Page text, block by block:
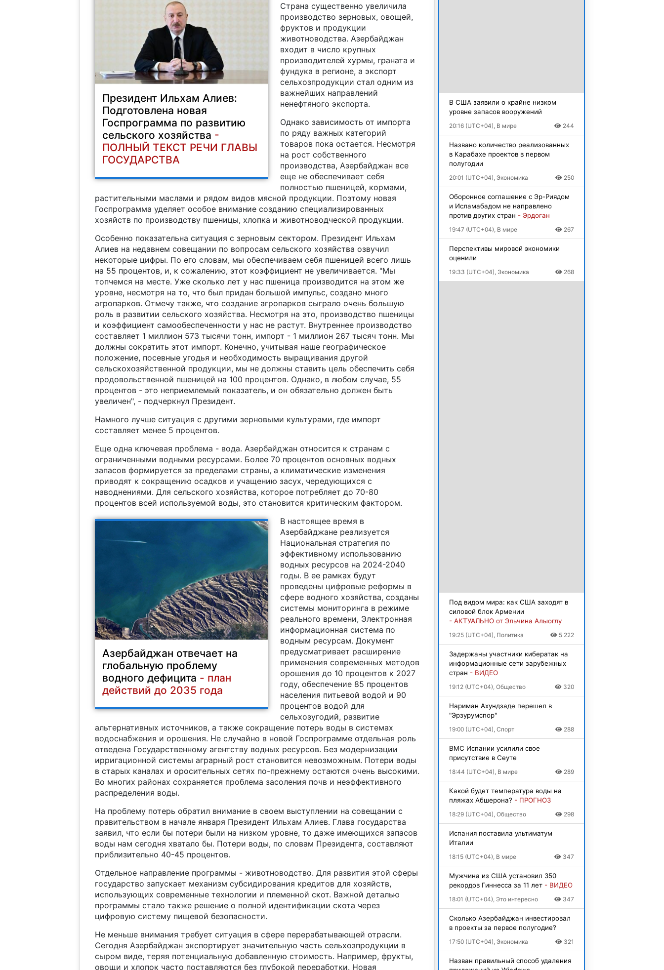
Президент Ильхам Алиев:
Подготовлена новая
Госпрограмма по развитию
сельского хозяйства -
ПОЛНЫЙ ТЕКСТ РЕЧИ ГЛАВЫ
ГОСУДАРСТВА
Страна существенно увеличила
производство зерновых, овощей,
фруктов и продукции
животноводства. Азербайджан
входит в число крупных
производителей хурмы, граната и
фундука в регионе, а экспорт
сельхозпродукции стал одним из
важнейших направлений
ненефтяного экспорта.
Однако зависимость от импорта
по ряду важных категорий
товаров пока остается. Несмотря
на рост собственного
производства, Азербайджан все
еще не обеспечивает себя
полностью пшеницей, кормами,
растительными маслами и рядом видов мясной продукции. Поэтому новая
Госпрограмма уделяет особое внимание созданию специализированных
хозяйств по производству пшеницы, хлопка и животноводческой продукции.
Особенно показательна ситуация с зерновым сектором. Президент Ильхам
Алиев на недавнем совещании по вопросам сельского хозяйства озвучил
некоторые цифры. По его словам, мы обеспечиваем себя пшеницей всего лишь
на 55 процентов, и, к сожалению, этот коэффициент не увеличивается. "Мы
топчемся на месте. Уже сколько лет у нас пшеница производится на этом же
уровне, несмотря на то, что был придан большой импульс, создано много
агропарков. Отмечу также, что создание агропарков сыграло очень большую
роль в развитии сельского хозяйства. Несмотря на это, производство пшеницы
и коэффициент самообеспеченности у нас не растут. Внутреннее производство
составляет 1 миллион 573 тысячи тонн, импорт - 1 миллион 267 тысяч тонн. Мы
должны сократить этот импорт. Конечно, учитывая наше географическое
положение, посевные угодья и необходимость выращивания другой
сельскохозяйственной продукции, мы не должны ставить цель обеспечить себя
продовольственной пшеницей на 100 процентов. Однако, в любом случае, 55
процентов - это неприемлемый показатель, и он обязательно должен быть
увеличен", - подчеркнул Президент.
Намного лучше ситуация с другими зерновыми культурами, где импорт
составляет менее 5 процентов.
Еще одна ключевая проблема - вода. Азербайджан относится к странам с
ограниченными водными ресурсами. Более 70 процентов основных водных
запасов формируется за пределами страны, а климатические изменения
приводят к сокращению осадков и учащению засух, чередующихся с
наводнениями. Для сельского хозяйства, которое потребляет до 70-80
процентов всей используемой воды, это становится критическим фактором.
Азербайджан отвечает на
глобальную проблему
водного дефицита - план
действий до 2035 года
В настоящее время в
Азербайджане реализуется
Национальная стратегия по
эффективному использованию
водных ресурсов на 2024-2040
годы. В ее рамках будут
проведены цифровые реформы в
сфере водного хозяйства, созданы
системы мониторинга в режиме
реального времени, Электронная
информационная система по
водным ресурсам. Документ
предусматривает расширение
применения современных методов
орошения до 10 процентов к 2027
году, обеспечение 85 процентов
населения питьевой водой и 90
процентов водой для
сельхозугодий, развитие
альтернативных источников, а также сокращение потерь воды в системах
водоснабжения и орошения. Не случайно в новой Госпрограмме отдельная роль
отведена Государственному агентству водных ресурсов. Без модернизации
ирригационной системы аграрный рост становится невозможным. Потери воды
в старых каналах и оросительных сетях по-прежнему остаются очень высокими.
Во многих районах сохраняется проблема засоления почв и неэффективного
распределения воды.
На проблему потерь обратил внимание в своем выступлении на совещании с
правительством в начале января Президент Ильхам Алиев. Глава государства
заявил, что если бы потери были на низком уровне, то даже имеющихся запасов
воды нам сегодня хватало бы. Потери воды, по словам Президента, составляют
приблизительно 40-45 процентов.
Отдельное направление программы - животноводство. Для развития этой сферы
государство запускает механизм субсидирования кредитов для хозяйств,
использующих современные технологии и племенной скот. Важной деталью
программы стало также решение о полной идентификации скота через
цифровую систему пищевой безопасности.
Не меньше внимания требует ситуация в сфере перерабатывающей отрасли.
Сегодня Азербайджан экспортирует значительную часть сельхозпродукции в
сыром виде, теряя потенциальную добавленную стоимость. Например, фрукты,
овощи и хлопок часто поставляются без глубокой переработки. Новая
В США заявили о крайне низком
уровне запасов вооружений
20:16 (UTC+04), В мире 244
Названо количество реализованных
в Карабахе проектов в первом
полугодии
20:01 (UTC+04), Экономика 250
Оборонное соглашение с Эр-Риядом
и Исламабадом не направлено
против других стран - Эрдоган
19:47 (UTC+04), В мире 267
Перспективы мировой экономики
оценили
19:33 (UTC+04), Экономика 268
Под видом мира: как США заходят в
силовой блок Армении
- АКТУАЛЬНО от Эльчина Алыоглу
19:25 (UTC+04), Политика 5 222
Задержаны участники кибератак на
информационные сети зарубежных
стран - ВИДЕО
19:12 (UTC+04), Общество 320
Нариман Ахундзаде перешел в
"Эрзурумспор"
19:00 (UTC+04), Спорт 288
ВМС Испании усилили свое
присутствие в Сеуте
18:44 (UTC+04), В мире 289
Какой будет температура воды на
пляжах Абшерона? - ПРОГНОЗ
18:29 (UTC+04), Общество 298
Испания поставила ультиматум
Италии
18:15 (UTC+04), В мире 347
Мужчина из США установил 350
рекордов Гиннесса за 11 лет - ВИДЕО
18:01 (UTC+04), Это интересно 347
Сколько Азербайджан инвестировал
в проекты за первое полугодие?
17:50 (UTC+04), Экономика 321
Назван правильный способ удаления